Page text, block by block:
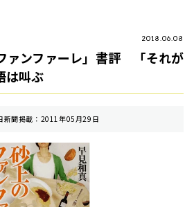
2018.06.08
ァンファーレ」書評 「それが
は叫ぶ
新聞掲載：2011年05月29日